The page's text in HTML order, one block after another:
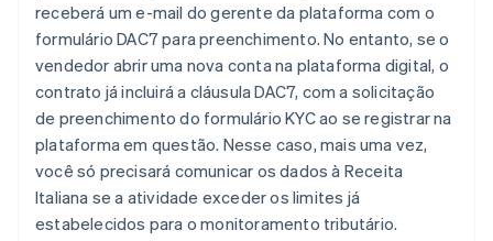
receberá um e-mail do gerente da plataforma com o
formulário DAC7 para preenchimento. No entanto, se o
vendedor abrir uma nova conta na plataforma digital, o
contrato já incluirá a cláusula DAC7, com a solicitação
de preenchimento do formulário KYC ao se registrar na
plataforma em questão. Nesse caso, mais uma vez,
você só precisará comunicar os dados à Receita
Italiana se a atividade exceder os limites já
estabelecidos para o monitoramento tributário.